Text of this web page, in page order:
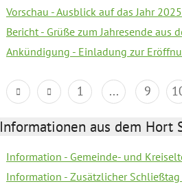
Vorschau - Ausblick auf das Jahr 2025
Bericht - Grüße zum Jahresende aus
Ankündigung - Einladung zur
1 ... 9
Informationen aus dem Hort
Information - Gemeinde- und
Information - Zusätzlicher